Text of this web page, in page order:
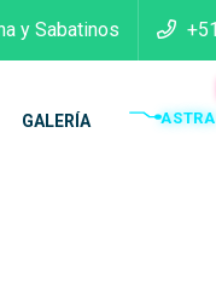
y Sabatinos
GALERÍA